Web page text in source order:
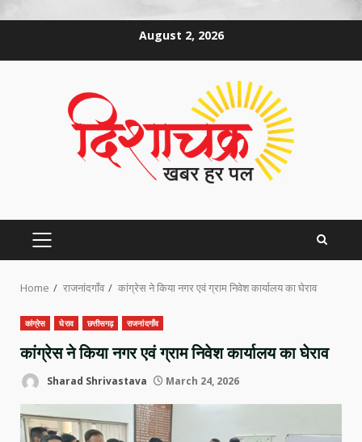
August 2, 2026
PRIMARY
Home राजनांदगाँव कांग्रेस ने किया नगर एवं ग्राम निवेश कार्यालय का घेराव
कांग्रेस घेराव छत्तीसगढ़ राजनांदगाँव
कांग्रेस ने किया नगर एवं ग्राम निवेश कार्यालय का घेराव
Sharad Shrivastava March 24, 2026